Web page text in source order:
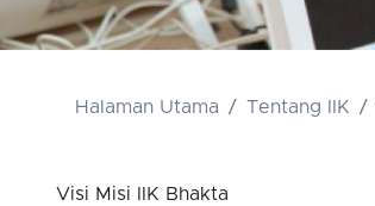
Halaman Utama Tentang IIK
Visi Misi IIK Bhakta